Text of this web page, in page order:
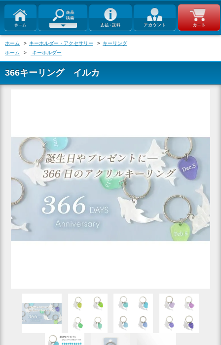
ホーム > キーホルダー・アクセサリー > キーリング
ホーム
> キーホルダー
366キーリング イルカ